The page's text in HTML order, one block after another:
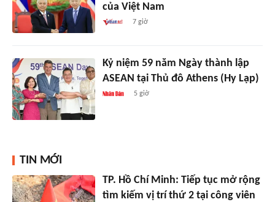
của Việt Nam
7 giờ
Kỷ niệm 59 năm Ngày thành lập
ASEAN tại Thủ đô Athens (Hy Lạp)
5 giờ
TIN MỚI
TP. Hồ Chí Minh: Tiếp tục mở rộng
tìm kiếm vị trí thứ 2 tại công viên